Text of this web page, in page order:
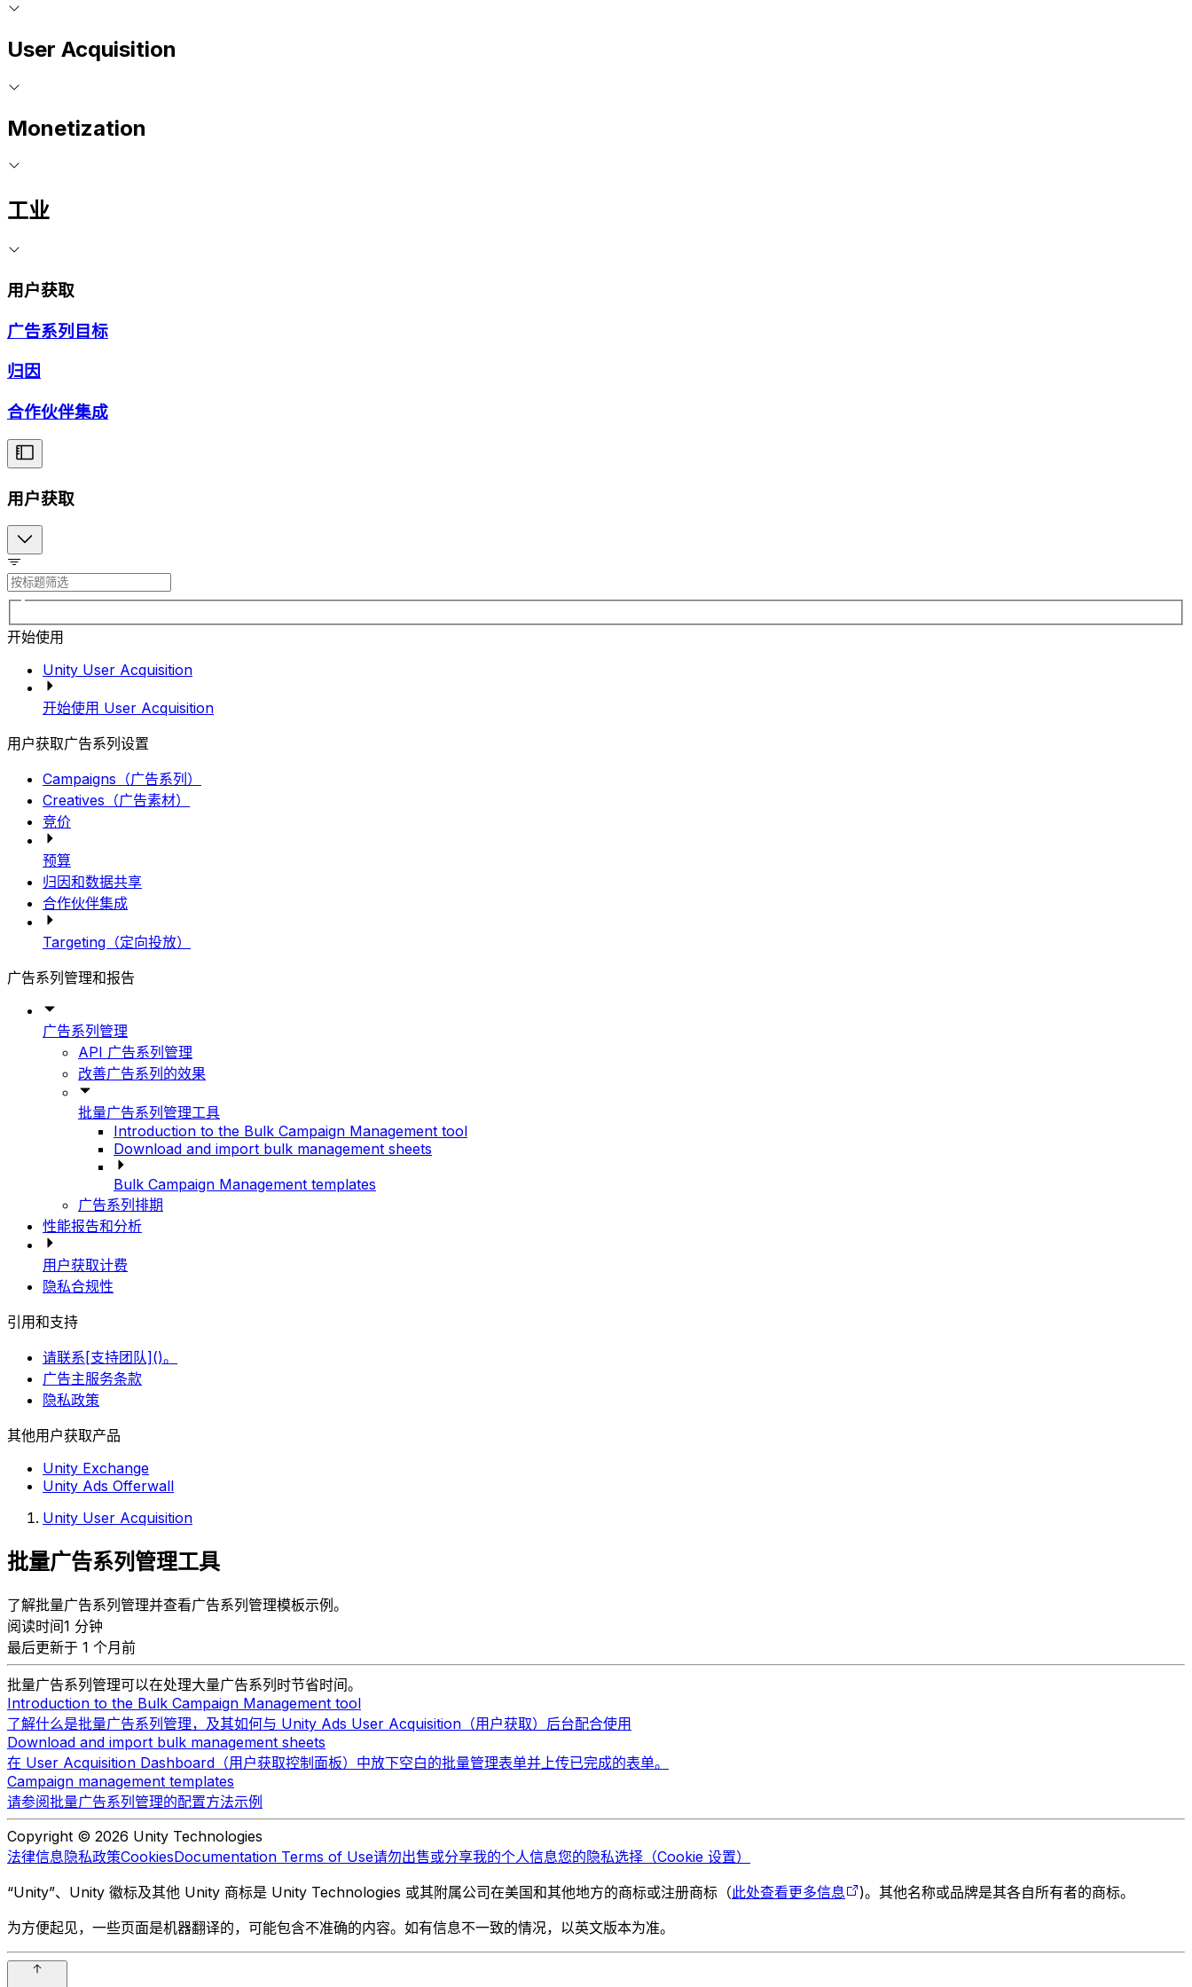
User Acquisition
Monetization
工业
用户获取
广告系列目标
归因
合作伙伴集成
用户获取
开始使用
Unity User Acquisition
开始使用 User Acquisition
用户获取广告系列设置
Campaigns（广告系列）
Creatives（广告素材）
竞价
预算
归因和数据共享
合作伙伴集成
Targeting（定向投放）
广告系列管理和报告
广告系列管理
API 广告系列管理
改善广告系列的效果
批量广告系列管理工具
Introduction to the Bulk Campaign Management tool
Download and import bulk management sheets
Bulk Campaign Management templates
广告系列排期
性能报告和分析
用户获取计费
隐私合规性
引用和支持
请联系[支持团队]()。
广告主服务条款
隐私政策
其他用户获取产品
Unity Exchange
Unity Ads Offerwall
Unity User Acquisition
批量广告系列管理工具
了解批量广告系列管理并查看广告系列管理模板示例。
阅读时间1 分钟
最后更新于 1 个月前
批量广告系列管理可以在处理大量广告系列时节省时间。
Introduction to the Bulk Campaign Management tool
了解什么是批量广告系列管理，及其如何与 Unity Ads User Acquisition（用户获取）后台配合使用
Download and import bulk management sheets
在 User Acquisition Dashboard（用户获取控制面板）中放下空白的批量管理表单并上传已完成的表单。
Campaign management templates
请参阅批量广告系列管理的配置方法示例
Copyright © 2026 Unity Technologies
法律信息隐私政策CookiesDocumentation Terms of Use请勿出售或分享我的个人信息您的隐私选择（Cookie 设置）
“Unity”、Unity 徽标及其他 Unity 商标是 Unity Technologies 或其附属公司在美国和其他地方的商标或注册商标（此处查看更多信息
)。其他名称或品牌是其各自所有者的商标。
为方便起见，一些页面是机器翻译的，可能包含不准确的内容。如有信息不一致的情况，以英文版本为准。